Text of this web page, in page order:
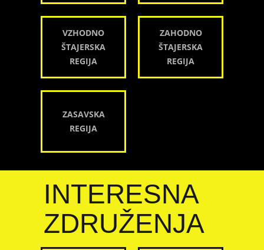
VZHODNO
ŠTAJERSKA
REGIJA
ZAHODNO
ŠTAJERSKA
REGIJA
ZASAVSKA
REGIJA
INTERESNA
ZDRUŽENJA